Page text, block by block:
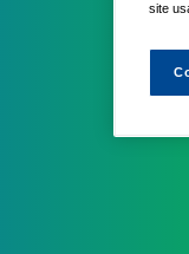
site